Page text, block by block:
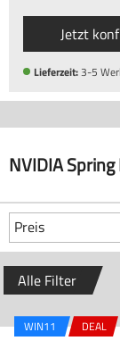
Jetzt
Lieferzeit:3-5
NVIDIA
Preis
Alle Filter
WIN11 DEAL